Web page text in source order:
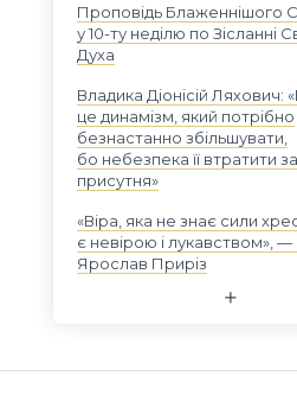
Проповідь Блаженнішого
у 10-ту неділю по Зісланні
Духа
Владика Діонісій Ляхович:
це динамізм, який потрібно
безнастанно збільшувати,
бо небезпека її втратити
присутня»
«Віра, яка не знає сили
є невірою і лукавством», —
Ярослав Приріз